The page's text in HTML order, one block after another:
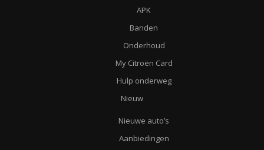
APK
Banden
Onderhoud
My Citroën Card
Hulp onderweg
Nieuw
Nieuwe auto’s
Aanbiedingen